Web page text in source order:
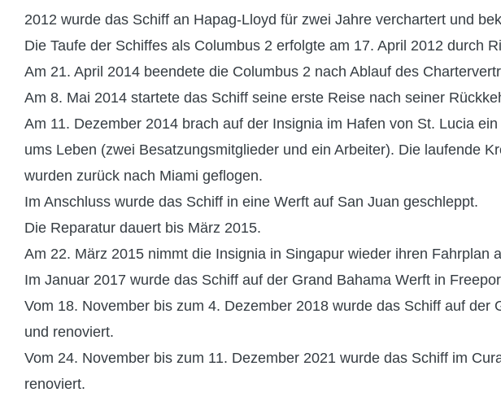
2012 wurde das Schiff an Hapag-Lloyd für zwei Jahre verchartert und
Die Taufe der Schiffes als Columbus 2 erfolgte am 17. April 2012 durch
Am 21. April 2014 beendete die Columbus 2 nach Ablauf des
Am 8. Mai 2014 startete das Schiff seine erste Reise nach seiner
Am 11. Dezember 2014 brach auf der Insignia im Hafen von St. Lucia
ums Leben (zwei Besatzungsmitglieder und ein Arbeiter). Die laufende
wurden zurück nach Miami geflogen.
Im Anschluss wurde das Schiff in eine Werft auf San Juan geschleppt.
Die Reparatur dauert bis März 2015.
Am 22. März 2015 nimmt die Insignia in Singapur wieder ihren Fahrplan
Im Januar 2017 wurde das Schiff auf der Grand Bahama Werft in
Vom 18. November bis zum 4. Dezember 2018 wurde das Schiff auf
und renoviert.
Vom 24. November bis zum 11. Dezember 2021 wurde das Schiff im
renoviert.